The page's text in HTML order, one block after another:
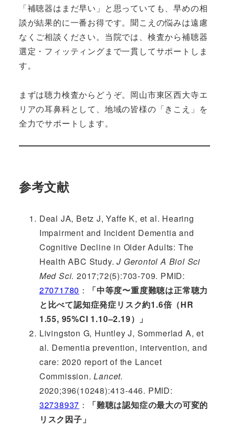
「補聴器はまだ早い」と思っていても、早めの相
談が結果的に一番お得です。聞こえの悩みは遠慮
なくご相談ください。当院では、検査から補聴器
選定・フィッティングまで一貫してサポートしま
す。
まずは聴力検査からどうぞ。岡山市東区西大寺エ
リアの耳鼻科として、地域の皆様の「きこえ」を
全力でサポートします。
参考文献
Deal JA, Betz J, Yaffe K, et al. Hearing
Impairment and Incident Dementia and
Cognitive Decline in Older Adults: The
Health ABC Study.J Gerontol A Biol Sci
Med Sci. 2017;72(5):703-709. PMID:
27071780 ：
「中等度〜重度難聴は正常聴力
と比べて認知症発症リスク約1.6倍（HR
1.55, 95%CI 1.10–2.19）」
Livingston G, Huntley J, Sommerlad A, et
al. Dementia prevention, intervention, and
care: 2020 report of the Lancet
Commission.Lancet.
2020;396(10248):413-446. PMID:
32738937 ：
「難聴は認知症の最大の可変的
リスク因子」